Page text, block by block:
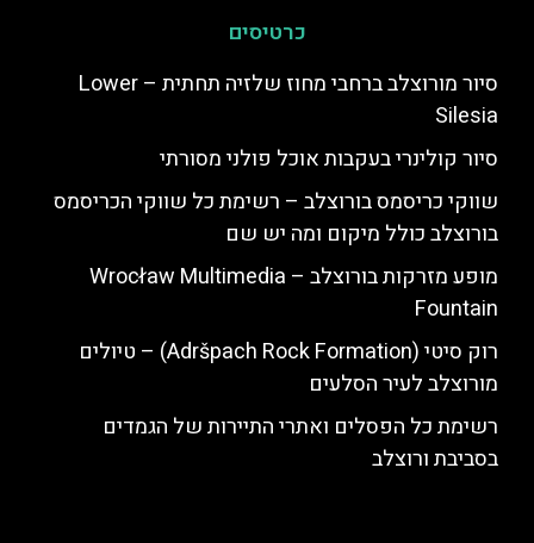
כרטיסים
סיור מורוצלב ברחבי מחוז שלזיה תחתית – Lower
Silesia
סיור קולינרי בעקבות אוכל פולני מסורתי
שווקי כריסמס בורוצלב – רשימת כל שווקי הכריסמס
בורוצלב כולל מיקום ומה יש שם
מופע מזרקות בורוצלב – Wrocław Multimedia
Fountain
רוק סיטי (Adršpach Rock Formation) – טיולים
מורוצלב לעיר הסלעים
רשימת כל הפסלים ואתרי התיירות של הגמדים
בסביבת ורוצלב